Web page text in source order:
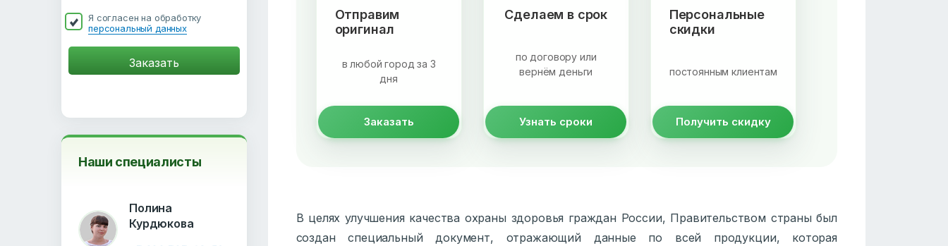
Я согласен на обработку
персональный данных
Наши специалисты
Полина
Курдюкова
Отправим
оригинал
в любой город за 3
дня
Заказать
Сделаем в срок
по договору или
вернём деньги
Узнать сроки
Персональные
скидки
постоянным клиентам
Получить скидку
В целях улучшения качества охраны здоровья граждан России, Правительством страны был
создан специальный документ, отражающий данные по всей продукции, которая